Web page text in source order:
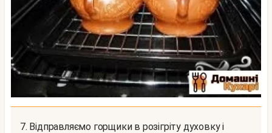
7. Відправляємо горщики в розігріту духовку і